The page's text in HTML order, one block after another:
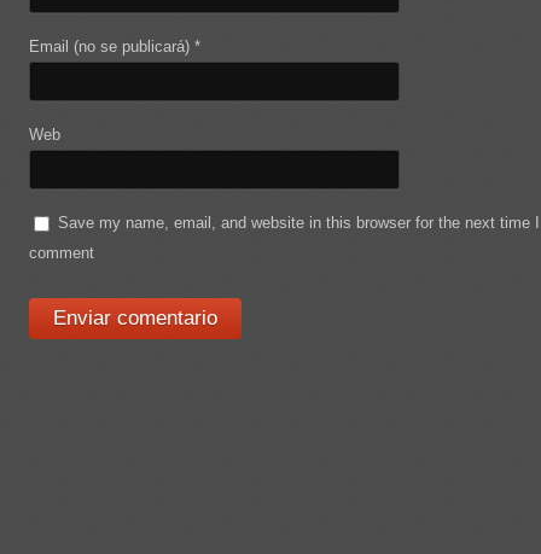
Email (no se publicará)*
Web
Save my name, email, and website in this browser for the next time I
comment